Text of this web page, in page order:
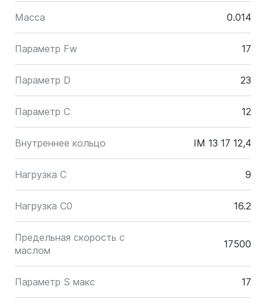
Масса 0.014
Параметр Fw 17
Параметр D 23
Параметр C 12
Внутреннее кольцо IM 13 17 12,4
Нагрузка C 9
Нагрузка C0 16.2
Предельная скорость с
маслом
17500
Параметр S макс 17